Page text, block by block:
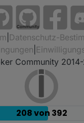
Community
Datenschutz-
Community
208 von 392